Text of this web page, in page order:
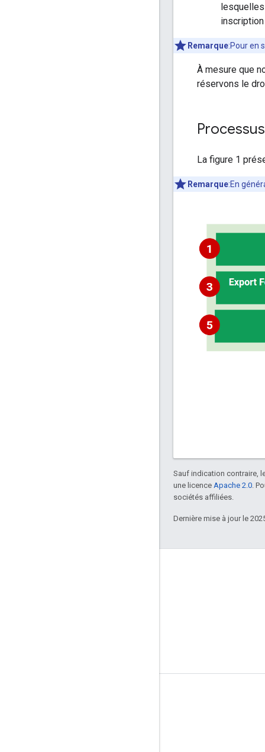
Remarque:Pour en
À mesure que
réservons le
La figure 1
Remarque:En
Sauf indication contraire,
une licence Apache 2.0.
sociétés affiliées.
Dernière mise à jour le